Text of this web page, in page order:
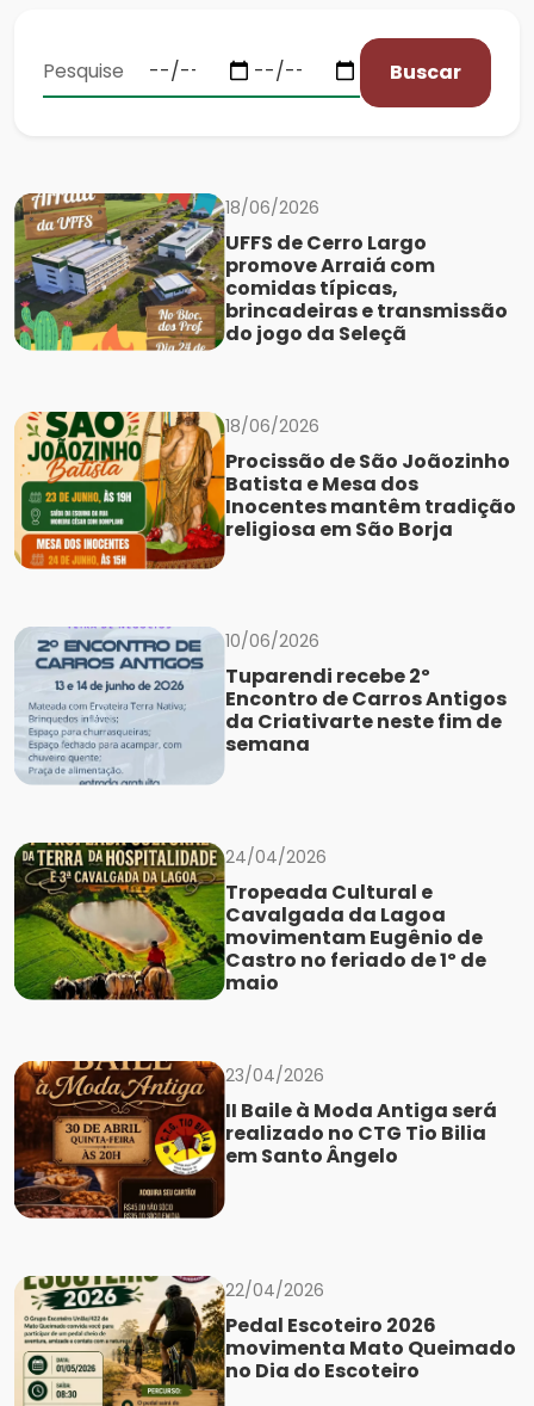
Buscar
18/06/2026
UFFS de Cerro Largo
promove Arraiá com
comidas típicas,
brincadeiras e transmissão
do jogo da Seleçã
18/06/2026
Procissão de São Joãozinho
Batista e Mesa dos
Inocentes mantêm tradição
religiosa em São Borja
10/06/2026
Tuparendi recebe 2º
Encontro de Carros Antigos
da Criativarte neste fim de
semana
24/04/2026
Tropeada Cultural e
Cavalgada da Lagoa
movimentam Eugênio de
Castro no feriado de 1º de
maio
23/04/2026
II Baile à Moda Antiga será
realizado no CTG Tio Bilia
em Santo Ângelo
22/04/2026
Pedal Escoteiro 2026
movimenta Mato Queimado
no Dia do Escoteiro